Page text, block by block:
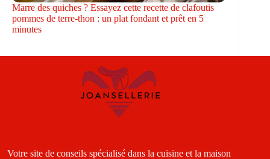
Marre des quiches ? Essayez cette recette de clafoutis
pommes de terre-thon : un plat fondant et prêt en 5
minutes
Votre site de conseils spécialisé dans la cuisine et la maison